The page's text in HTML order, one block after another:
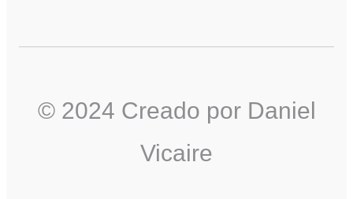
© 2024 Creado por Daniel
Vicaire